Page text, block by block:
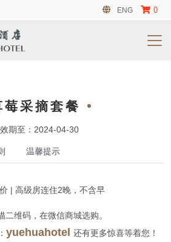
ENG 0
莓采摘套餐
期至：2024-04-30
温馨提示
| 高级房连住2晚，不含早
二维码，在微信商城选购。
yuehuahotel
还有更多惊喜等着您！